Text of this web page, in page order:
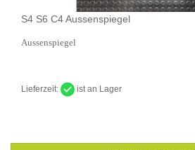
S4 S6 C4 Aussenspiegel
Aussenspiegel
Lieferzeit: ist an Lager